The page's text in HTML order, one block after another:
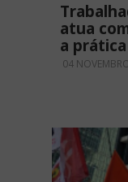
atua
a
04